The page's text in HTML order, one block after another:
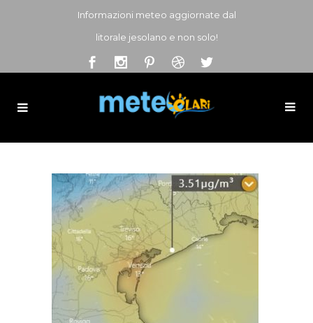
Informazioni meteo aggiornate dal
litorale jesolano e non solo!